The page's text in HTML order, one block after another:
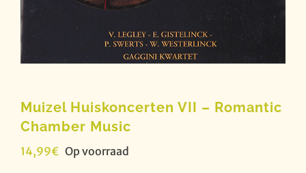
Muizel Huiskoncerten VII – Romantic
Chamber Music
14,99€ Op voorraad